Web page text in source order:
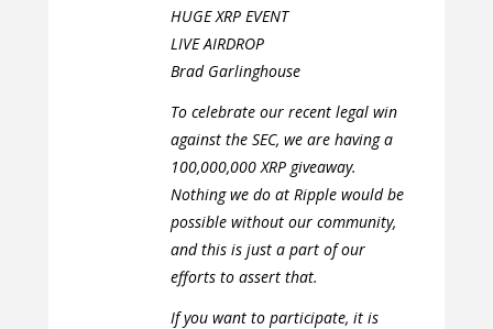
HUGE XRP EVENT
LIVE AIRDROP
Brad Garlinghouse
To celebrate our recent legal win
against the SEC, we are having a
100,000,000 XRP giveaway.
Nothing we do at Ripple would be
possible without our community,
and this is just a part of our
efforts to assert that.
If you want to participate, it is